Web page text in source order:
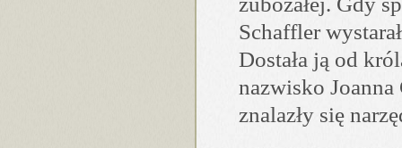
Schaffler
Dostała ją od
nazwisko
znalazły się